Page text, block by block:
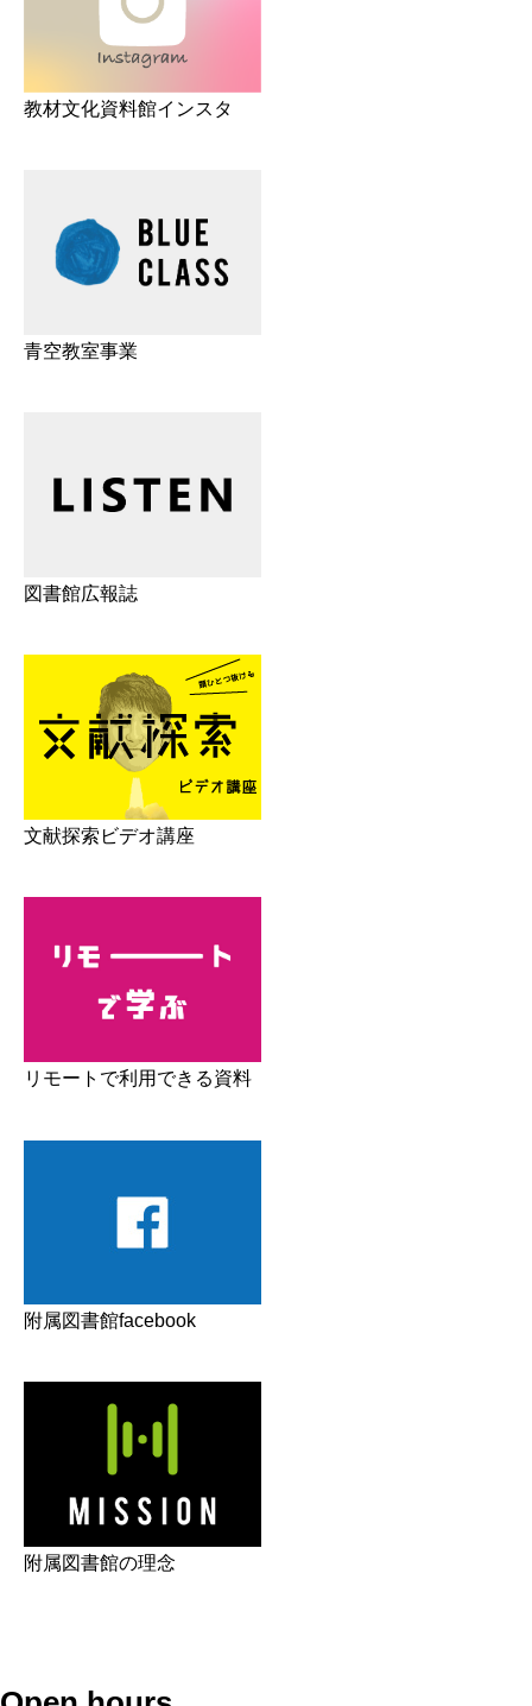
教材文化資料館インスタ
青空教室事業
図書館広報誌
文献探索ビデオ講座
リモートで利用できる資料
附属図書館facebook
附属図書館の理念